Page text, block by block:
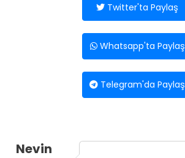
Twitter'ta Paylaş
Whatsapp'ta Paylaş
Telegram'da Paylaş
Nevin